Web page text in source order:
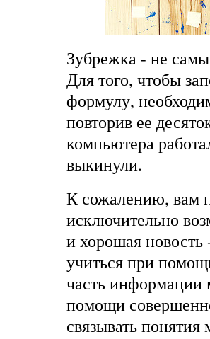
Зубрежка - не
Для того, чтобы
формулу,
повторив ее
компьютера
выкинули.
К сожалению, вам
исключительно
и хорошая новость
учиться при
часть информации
помощи
связывать